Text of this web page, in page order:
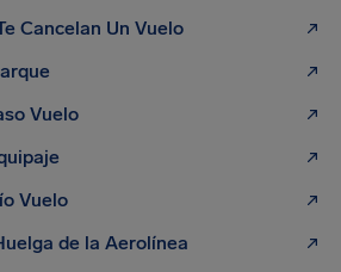
Cancelan Un Vuelo
Vuelo
Vuelo
de la Aerolínea